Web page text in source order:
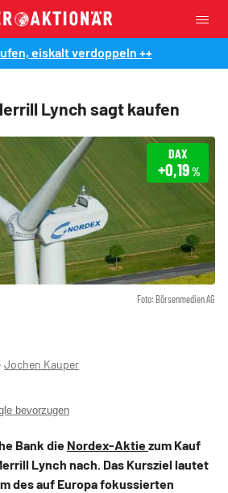
eiskalt verdoppeln ++
Lynch sagt kaufen
Foto: Börsenmedien AG
DAX
+0,19%
‧ Jochen Kauper
bevorzugen
Bank die Nordex-Aktiezum Kauf
Lynch nach. Das Kursziel lautet
des auf Europa fokussierten